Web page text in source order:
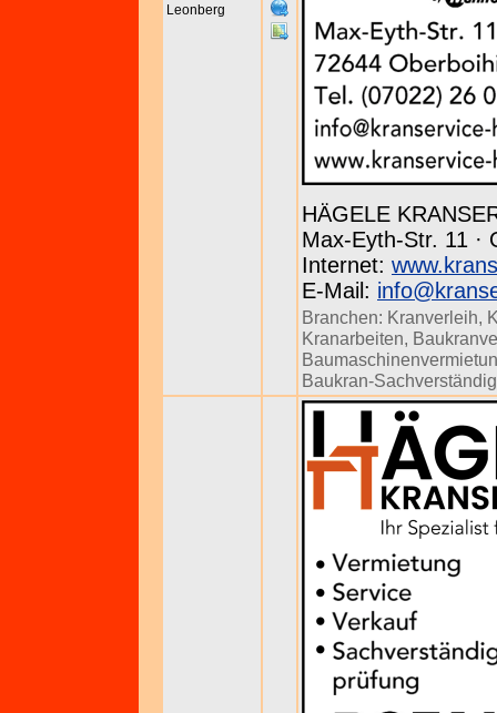
Leonberg
HÄGELE
Max-Eyth-Str. 11 ·
Internet:
E-Mail:
Branchen: Kranverleih,
Kranarbeiten,
Baukran-